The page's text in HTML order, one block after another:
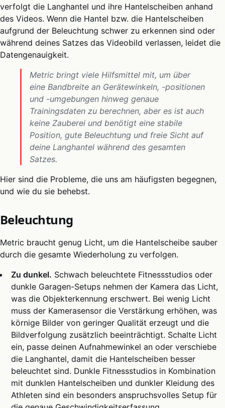
verfolgt die Langhantel und ihre Hantelscheiben anhand
des Videos. Wenn die Hantel bzw. die Hantelscheiben
aufgrund der Beleuchtung schwer zu erkennen sind oder
während deines Satzes das Videobild verlassen, leidet die
Datengenauigkeit.
Metric bringt viele Hilfsmittel mit, um über
eine Bandbreite an Gerätewinkeln, -positionen
und -umgebungen hinweg genaue
Trainingsdaten zu berechnen, aber es ist auch
keine Zauberei und benötigt eine stabile
Position, gute Beleuchtung und freie Sicht auf
deine Langhantel während des gesamten
Satzes.
Hier sind die Probleme, die uns am häufigsten begegnen,
und wie du sie behebst.
Beleuchtung
Metric braucht genug Licht, um die Hantelscheibe sauber
durch die gesamte Wiederholung zu verfolgen.
Zu dunkel. Schwach beleuchtete Fitnessstudios oder
dunkle Garagen-Setups nehmen der Kamera das Licht,
was die Objekterkennung erschwert. Bei wenig Licht
muss der Kamerasensor die Verstärkung erhöhen, was
körnige Bilder von geringer Qualität erzeugt und die
Bildverfolgung zusätzlich beeinträchtigt. Schalte Licht
ein, passe deinen Aufnahmewinkel an oder verschiebe
die Langhantel, damit die Hantelscheiben besser
beleuchtet sind. Dunkle Fitnessstudios in Kombination
mit dunklen Hantelscheiben und dunkler Kleidung des
Athleten sind ein besonders anspruchsvolles Setup für